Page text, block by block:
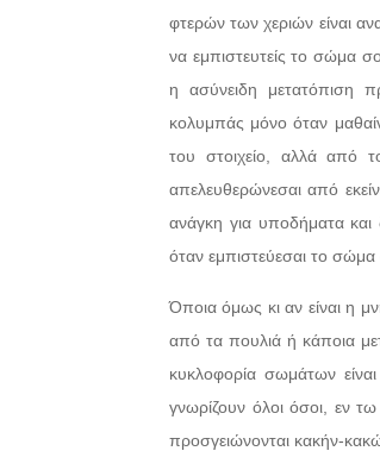
φτερών των χεριών είναι
να εμπιστευτείς το σώμα
η ασύνειδη μετατόπιση
κολυμπάς μόνο όταν
του στοιχείο, αλλά από
απελευθερώνεσαι από
ανάγκη για υποδήματα
όταν εμπιστεύεσαι το
Όποια όμως κι αν είναι η
από τα πουλιά ή κάποια
κυκλοφορία σωμάτων
γνωρίζουν όλοι όσοι, εν
προσγειώνονται κακήν-